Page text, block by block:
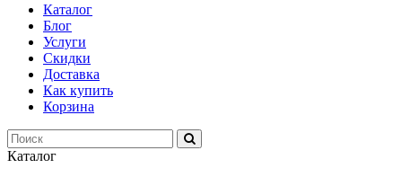
Каталог
Блог
Услуги
Скидки
Доставка
Как купить
Корзина
Каталог